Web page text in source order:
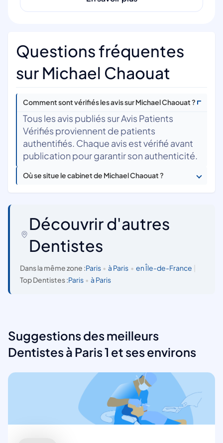
Questions fréquentes
sur Michael Chaouat
Comment sont vérifiés les avis sur Michael Chaouat ?
Tous les avis publiés sur Avis Patients
Vérifiés proviennent de patients
authentifiés. Chaque avis est vérifié avant
publication pour garantir son authenticité.
Où se situe le cabinet de Michael Chaouat ?
Découvrir d'autres
Dentistes
Dans la même zone :Paris • à Paris • en Île-de-France
Top Dentistes :Paris • à Paris
Suggestions des meilleurs
Dentistes à Paris 1 et ses environs